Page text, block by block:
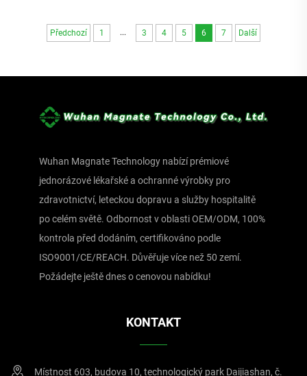
Předchozí 1 ... 3 4 5 6 7 Další
Wuhan Magnate Technology nabízí prémiové
jednorázové lékařské a ochranné výrobky pro
zdravotnictví, leteckou dopravu a služby hospitalitě
po celém světě. Odbornost v oblasti OEM/ODM, 100%
kontrola před dodáním, certifikováno podle
ISO9001/CE/REACH. Důvěřuje více než 50 zemí.
Požádejte ještě dnes o cenovou nabídku!
KONTAKT
Místnost 603, budova 10, technologický park Daijiashan, č.